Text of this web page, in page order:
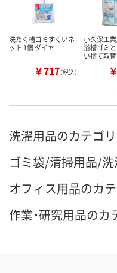
洗たく槽ゴミすくいネ
ット 1個 ダイヤ
￥717（税込）
小久保工業
浴槽ゴミ
い捨て取
洗濯用品のカテゴ
ゴミ袋/清掃用品/
オフィス用品のカ
作業・研究用品のカ